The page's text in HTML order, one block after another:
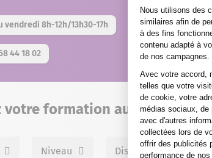
vendredi 8h-12h/13h30-17h ZI Croix-Sud -
44 18 02
votre formation au sein de
Niveau Dispositif de